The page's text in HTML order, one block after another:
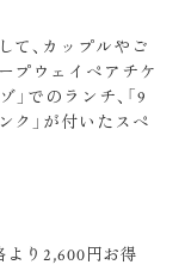
て、カップルやご
プウェイペアチケ
でのランチ、「9
ク」が付いたスペ
より2,600円お得